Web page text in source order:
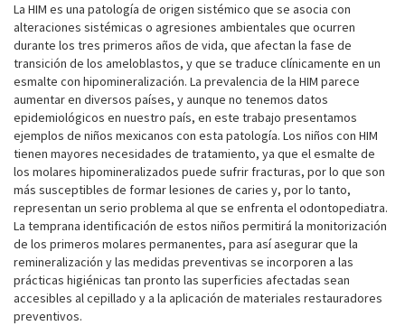
La HIM es una patología de origen sistémico que se asocia con
alteraciones sistémicas o agresiones ambientales que ocurren
durante los tres primeros años de vida, que afectan la fase de
transición de los ameloblastos, y que se traduce clínicamente en un
esmalte con hipomineralización. La prevalencia de la HIM parece
aumentar en diversos países, y aunque no tenemos datos
epidemiológicos en nuestro país, en este trabajo presentamos
ejemplos de niños mexicanos con esta patología. Los niños con HIM
tienen mayores necesidades de tratamiento, ya que el esmalte de
los molares hipomineralizados puede sufrir fracturas, por lo que son
más susceptibles de formar lesiones de caries y, por lo tanto,
representan un serio problema al que se enfrenta el odontopediatra.
La temprana identificación de estos niños permitirá la monitorización
de los primeros molares permanentes, para así asegurar que la
remineralización y las medidas preventivas se incorporen a las
prácticas higiénicas tan pronto las superficies afectadas sean
accesibles al cepillado y a la aplicación de materiales restauradores
preventivos.